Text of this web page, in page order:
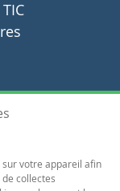
votre appareil afin
collectes